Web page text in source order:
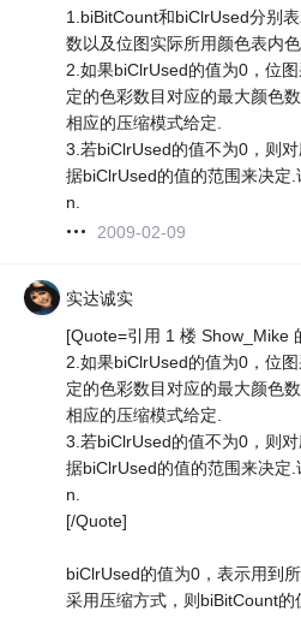
1.biBitCount和biClrUsed分别
数以及位图实际所用颜色表内
2.如果biClrUsed的值为0，位
定的色彩数目对应的最大颜色
相应的压缩模式给定.
3.若biClrUsed的值不为0，则
据biClrUsed的值的范围来决定
n.
2009-02-09
实达诚实
[Quote=引用 1 楼 Show_Mike
2.如果biClrUsed的值为0，位
定的色彩数目对应的最大颜色
相应的压缩模式给定.
3.若biClrUsed的值不为0，则
据biClrUsed的值的范围来决定
n.
[/Quote]
biClrUsed的值为0，表示用到
采用压缩方式，则biBitCount的